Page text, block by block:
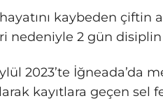
kaybeden çiftin
nedeniyle 2 gün disiplin
2023’te İğneada’da
kayıtlara geçen sel